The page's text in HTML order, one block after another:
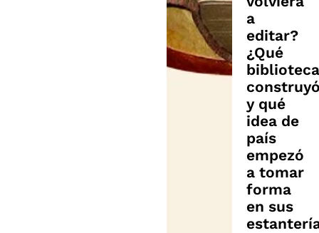
a
editar?
¿Qué
biblioteca
y qué
idea de
país
empezó
a tomar
forma
en sus